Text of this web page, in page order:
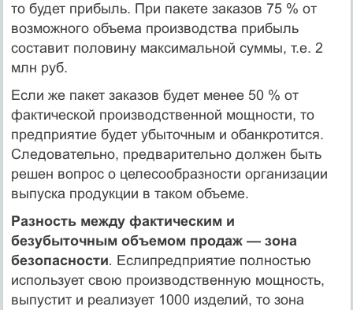
то будет прибыль. При пакете заказов 75 % от
возможного объема производства прибыль
составит половину максимальной суммы, т.е. 2
млн руб.
Если же пакет заказов будет менее 50 % от
фактической производственной мощности, то
предприятие будет убыточным и обанкротится.
Следовательно, предварительно должен быть
решен вопрос о целесообразности организации
выпуска продукции в таком объеме.
Разность между фактическим и
безубыточным объемом продаж — зона
безопасности. Еслипредприятие полностью
использует свою производственную мощность,
выпустит и реализует 1000 изделий, то зона